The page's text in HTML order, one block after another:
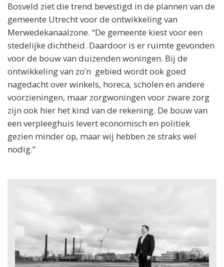
Bosveld ziet die trend bevestigd in de plannen van de
gemeente Utrecht voor de ontwikkeling van
Merwedekanaalzone. “De gemeente kiest voor een
stedelijke dichtheid. Daardoor is er ruimte gevonden
voor de bouw van duizenden woningen. Bij de
ontwikkeling van zo’n gebied wordt ook goed
nagedacht over winkels, horeca, scholen en andere
voorzieningen, maar zorgwoningen voor zware zorg
zijn ook hier het kind van de rekening. De bouw van
een verpleeghuis levert economisch en politiek
gezien minder op, maar wij hebben ze straks wel
nodig.”